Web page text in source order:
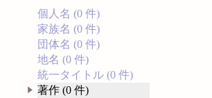
個人名 (0 件)
家族名 (0 件)
団体名 (0 件)
地名 (0 件)
統一タイトル (0 件)
著作 (0 件)